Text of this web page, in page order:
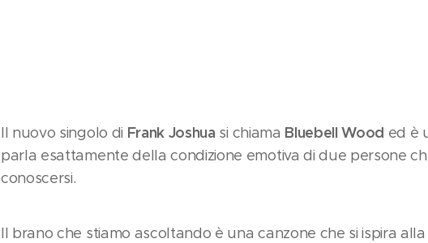
Il nuovo singolo di Frank Joshuasi chiama Bluebell Wood ed è
parla esattamente della condizione emotiva di due persone
conoscersi.
Il brano che stiamo ascoltando è una canzone che si ispira